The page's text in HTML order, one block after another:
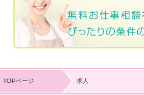
TOPページ 求人